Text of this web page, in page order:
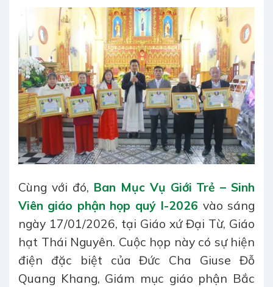
Cùng với đó, Ban Mục Vụ Giới Trẻ – Sinh
Viên giáo phận họp quý I-2026 vào sáng
ngày 17/01/2026, tại Giáo xứ Đại Từ, Giáo
hạt Thái Nguyên. Cuộc họp này có sự hiện
điện đặc biệt của Đức Cha Giuse Đỗ
Quang Khang, Giám mục giáo phận Bắc